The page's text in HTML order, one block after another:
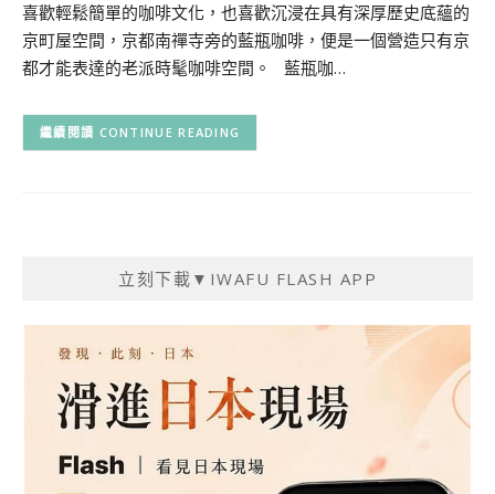
喜歡輕鬆簡單的咖啡文化，也喜歡沉浸在具有深厚歷史底蘊的
京町屋空間，京都南禪寺旁的藍瓶咖啡，便是一個營造只有京
都才能表達的老派時髦咖啡空間。 藍瓶咖…
CONTINUE READING
立刻下載▼IWAFU FLASH APP